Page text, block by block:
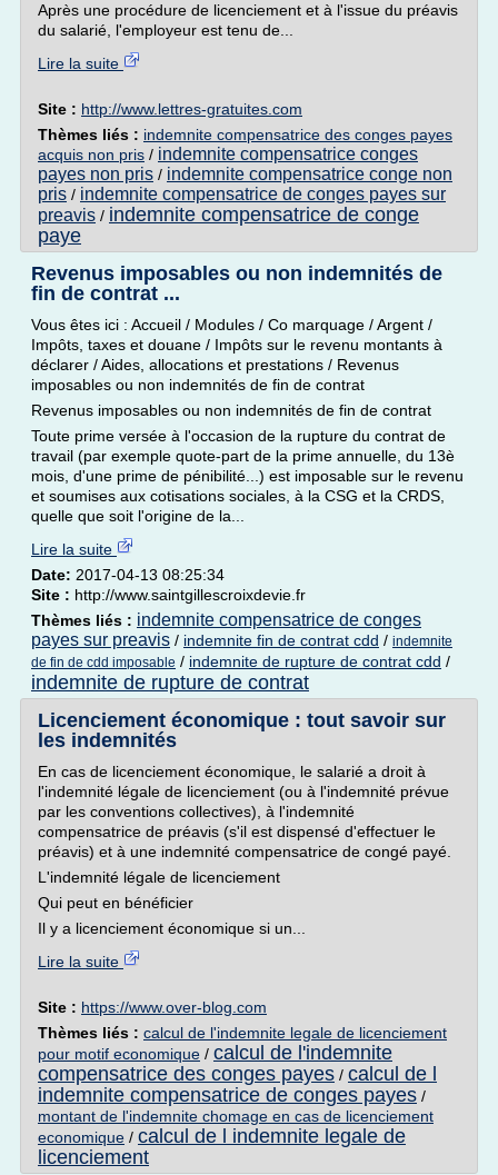
Après une procédure de licenciement et à l'issue du préavis
du salarié, l'employeur est tenu de...
Lire la suite
Site : http://www.lettres-gratuites.com
Thèmes liés : indemnite compensatrice des conges payes
acquis non pris / indemnite compensatrice conges
payes non pris / indemnite compensatrice conge non
pris / indemnite compensatrice de conges payes sur
preavis / indemnite compensatrice de conge
paye
Revenus imposables ou non indemnités de
fin de contrat ...
Vous êtes ici : Accueil / Modules / Co marquage / Argent /
Impôts, taxes et douane / Impôts sur le revenu montants à
déclarer / Aides, allocations et prestations / Revenus
imposables ou non indemnités de fin de contrat
Revenus imposables ou non indemnités de fin de contrat
Toute prime versée à l'occasion de la rupture du contrat de
travail (par exemple quote-part de la prime annuelle, du 13è
mois, d'une prime de pénibilité...) est imposable sur le revenu
et soumises aux cotisations sociales, à la CSG et la CRDS,
quelle que soit l'origine de la...
Lire la suite
Date: 2017-04-13 08:25:34
Site : http://www.saintgillescroixdevie.fr
Thèmes liés : indemnite compensatrice de conges
payes sur preavis / indemnite fin de contrat cdd / indemnite
de fin de cdd imposable / indemnite de rupture de contrat cdd /
indemnite de rupture de contrat
Licenciement économique : tout savoir sur
les indemnités
En cas de licenciement économique, le salarié a droit à
l'indemnité légale de licenciement (ou à l'indemnité prévue
par les conventions collectives), à l'indemnité
compensatrice de préavis (s'il est dispensé d'effectuer le
préavis) et à une indemnité compensatrice de congé payé.
L'indemnité légale de licenciement
Qui peut en bénéficier
Il y a licenciement économique si un...
Lire la suite
Site : https://www.over-blog.com
Thèmes liés : calcul de l'indemnite legale de licenciement
pour motif economique / calcul de l'indemnite
compensatrice des conges payes / calcul de l
indemnite compensatrice de conges payes /
montant de l'indemnite chomage en cas de licenciement
economique / calcul de l indemnite legale de
licenciement